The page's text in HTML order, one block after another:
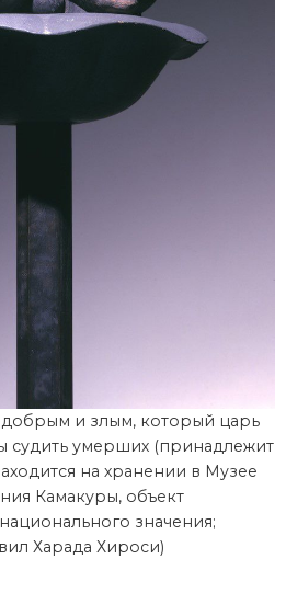
добрым и злым, который царь
судить умерших (принадлежит
на хранении в Музее
Камакуры, объект
значения;
Харада Хироси)